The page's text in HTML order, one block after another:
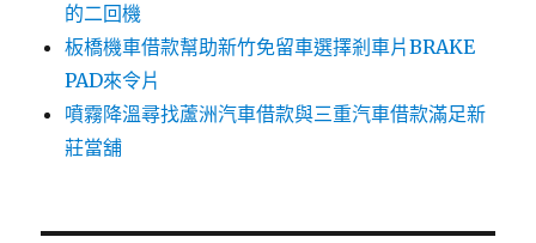
的二回機
板橋機車借款幫助新竹免留車選擇剎車片BRAKE
PAD來令片
噴霧降溫尋找蘆洲汽車借款與三重汽車借款滿足新
莊當舖